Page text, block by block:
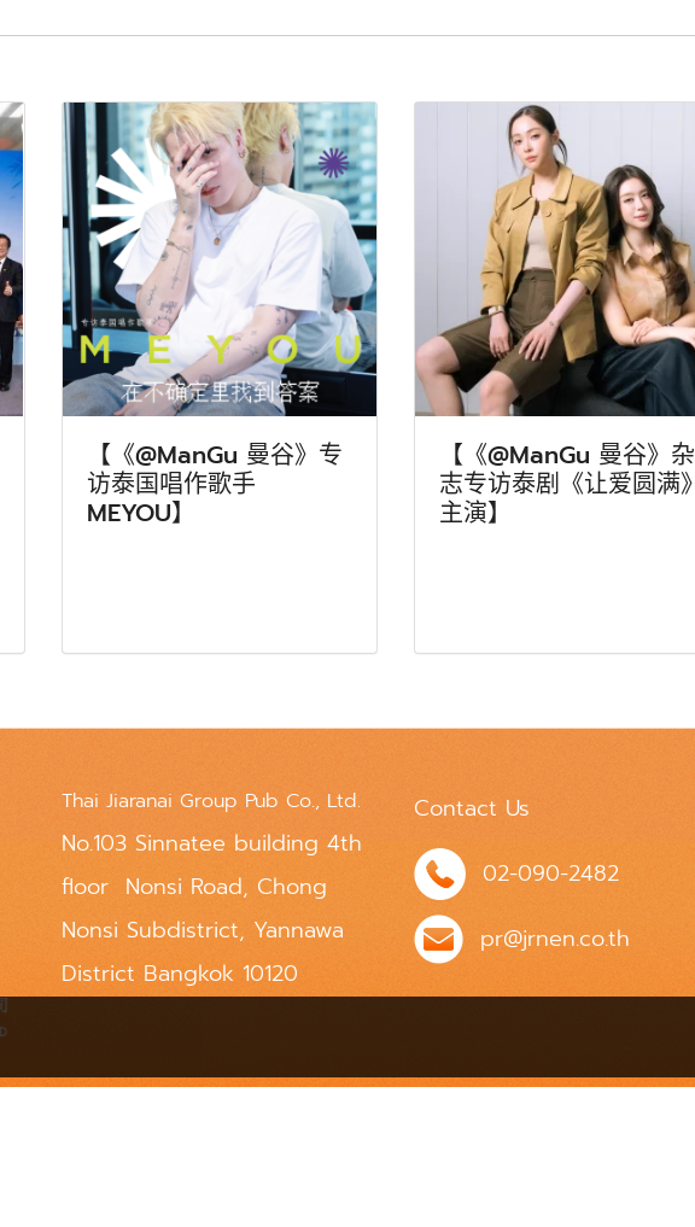
【《@ManGu 曼谷》专
访泰国唱作歌手
MEYOU】
【《@ManGu 曼谷》杂
志专访泰剧《让爱圆满》
主演】
Thai Jiaranai Group Pub Co., Ltd.
No.103 Sinnatee building 4th
floor Nonsi Road, Chong
Nonsi Subdistrict, Yannawa
District Bangkok 10120
Contact Us
02-090-2482
pr@jrnen.co.th